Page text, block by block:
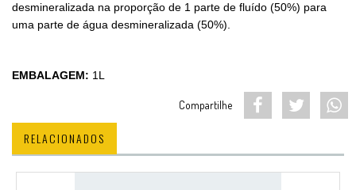
desmineralizada na proporção de 1 parte de fluído (50%) para
uma parte de água desmineralizada (50%).
EMBALAGEM: 1L
Compartilhe
RELACIONADOS